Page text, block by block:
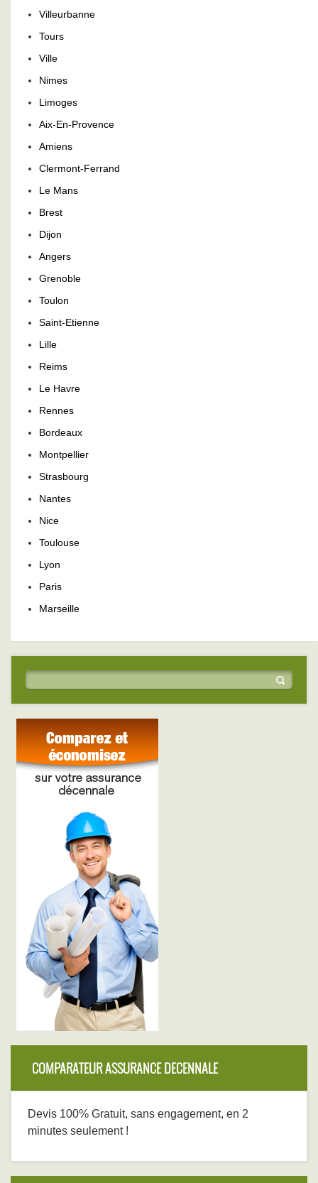
Villeurbanne
Tours
Ville
Nimes
Limoges
Aix-En-Provence
Amiens
Clermont-Ferrand
Le Mans
Brest
Dijon
Angers
Grenoble
Toulon
Saint-Etienne
Lille
Reims
Le Havre
Rennes
Bordeaux
Montpellier
Strasbourg
Nantes
Nice
Toulouse
Lyon
Paris
Marseille
COMPARATEUR ASSURANCE DECENNALE
Devis 100% Gratuit, sans engagement, en 2
minutes seulement !